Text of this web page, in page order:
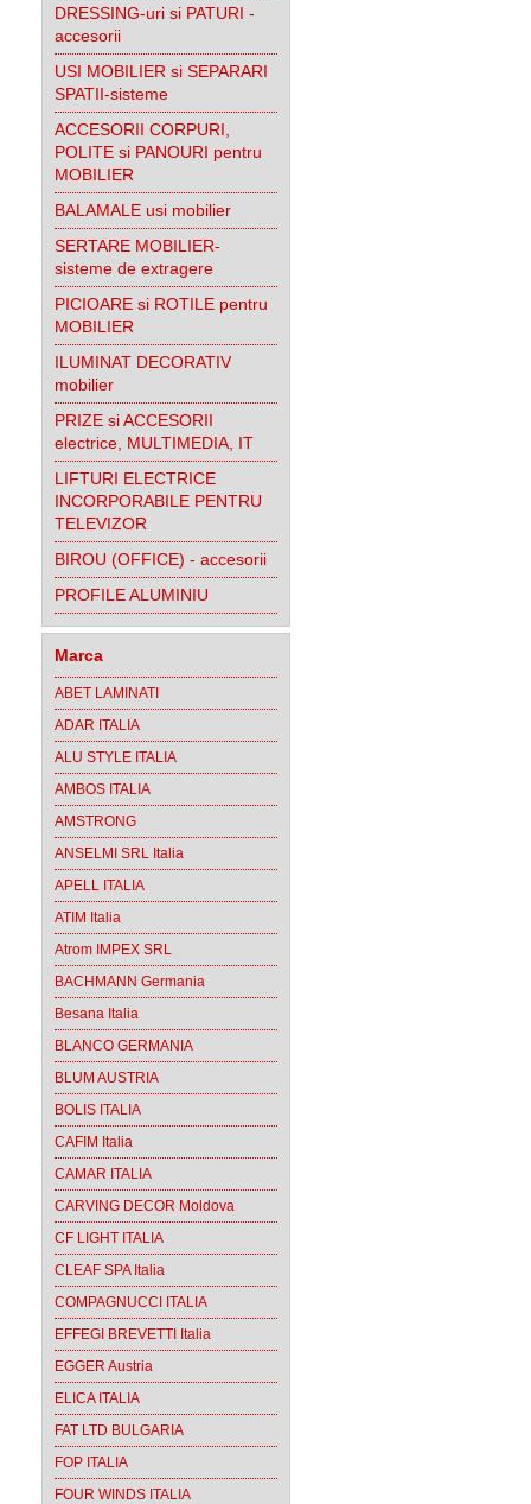
DRESSING-uri si PATURI -
accesorii
USI MOBILIER si SEPARARI
SPATII-sisteme
ACCESORII CORPURI,
POLITE si PANOURI pentru
MOBILIER
BALAMALE usi mobilier
SERTARE MOBILIER-
sisteme de extragere
PICIOARE si ROTILE pentru
MOBILIER
ILUMINAT DECORATIV
mobilier
PRIZE si ACCESORII
electrice, MULTIMEDIA, IT
LIFTURI ELECTRICE
INCORPORABILE PENTRU
TELEVIZOR
BIROU (OFFICE) - accesorii
PROFILE ALUMINIU
Marca
ABET LAMINATI
ADAR ITALIA
ALU STYLE ITALIA
AMBOS ITALIA
AMSTRONG
ANSELMI SRL Italia
APELL ITALIA
ATIM Italia
Atrom IMPEX SRL
BACHMANN Germania
Besana Italia
BLANCO GERMANIA
BLUM AUSTRIA
BOLIS ITALIA
CAFIM Italia
CAMAR ITALIA
CARVING DECOR Moldova
CF LIGHT ITALIA
CLEAF SPA Italia
COMPAGNUCCI ITALIA
EFFEGI BREVETTI Italia
EGGER Austria
ELICA ITALIA
FAT LTD BULGARIA
FOP ITALIA
FOUR WINDS ITALIA